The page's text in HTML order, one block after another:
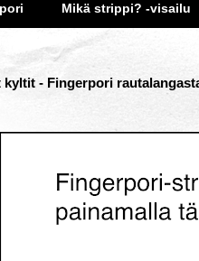
Mikä strippi? -visailu
- Fingerpori